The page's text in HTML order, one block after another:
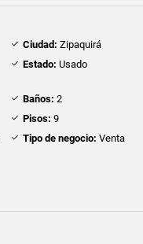
Ciudad: Zipaquirá
Estado: Usado
Baños: 2
Pisos: 9
Tipo de negocio: Venta